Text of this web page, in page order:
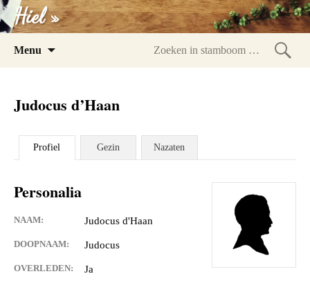
Hiel »
Menu
Judocus d’Haan
Profiel Gezin Nazaten
Personalia
NAAM: Judocus d'Haan
DOOPNAAM: Judocus
OVERLEDEN: Ja